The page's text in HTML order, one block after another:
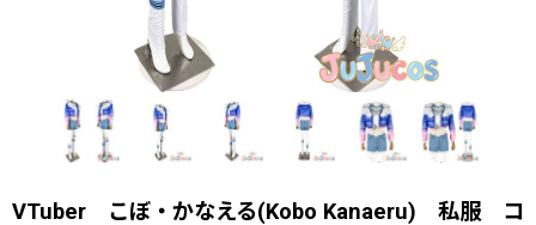
VTuber こぼ・かなえる(Kobo Kanaeru) 私服 コ